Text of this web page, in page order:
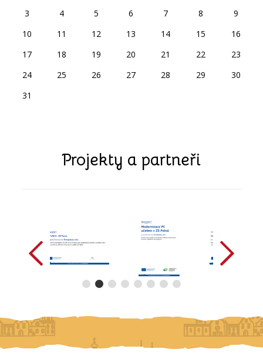
3
4 5 6 7 8
9
10
11 12 13 14 15
16
17
18 19 20 21 22
23
24
25 26 27 28 29
30
31
Projekty a partneři